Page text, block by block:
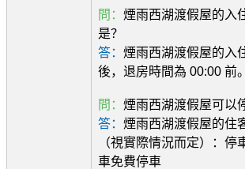
問： 煙雨西湖渡假屋的入
是？
答： 煙雨西湖渡假屋的入
後，退房時間為 00:00 前。
問： 煙雨西湖渡假屋可以
答： 煙雨西湖渡假屋的住
（視實際情況而定）：停
車免費停車